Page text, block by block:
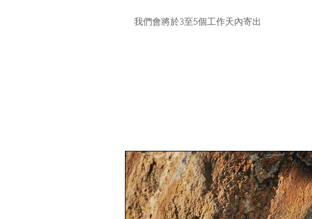
我們會將於3至5個工作天內寄出